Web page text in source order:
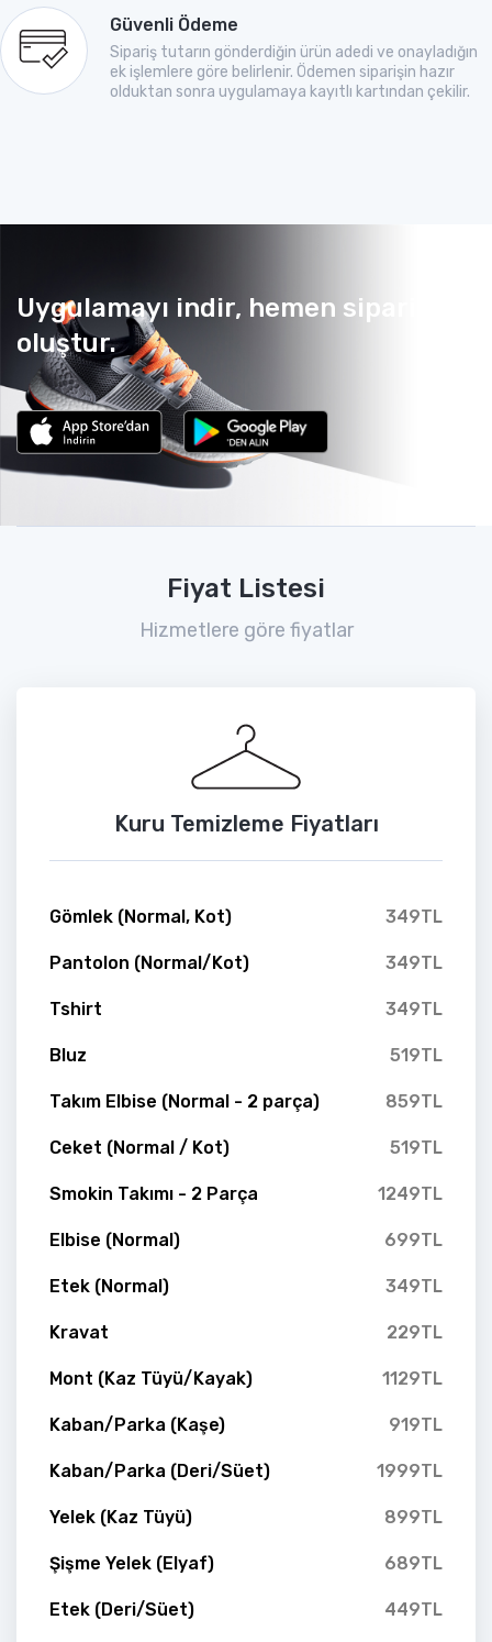
Güvenli Ödeme
Sipariş tutarın gönderdiğin ürün adedi ve onayladığın
ek işlemlere göre belirlenir. Ödemen siparişin hazır
olduktan sonra uygulamaya kayıtlı kartından çekilir.
Uygulamayı indir, hemen sipariş
oluştur.
Fiyat Listesi
Hizmetlere göre fiyatlar
Kuru Temizleme Fiyatları
Gömlek (Normal, Kot) 349TL
Pantolon (Normal/Kot) 349TL
Tshirt 349TL
Bluz 519TL
Takım Elbise (Normal - 2 parça) 859TL
Ceket (Normal / Kot) 519TL
Smokin Takımı - 2 Parça 1249TL
Elbise (Normal) 699TL
Etek (Normal) 349TL
Kravat 229TL
Mont (Kaz Tüyü/Kayak) 1129TL
Kaban/Parka (Kaşe) 919TL
Kaban/Parka (Deri/Süet) 1999TL
Yelek (Kaz Tüyü) 899TL
Şişme Yelek (Elyaf) 689TL
Etek (Deri/Süet) 449TL